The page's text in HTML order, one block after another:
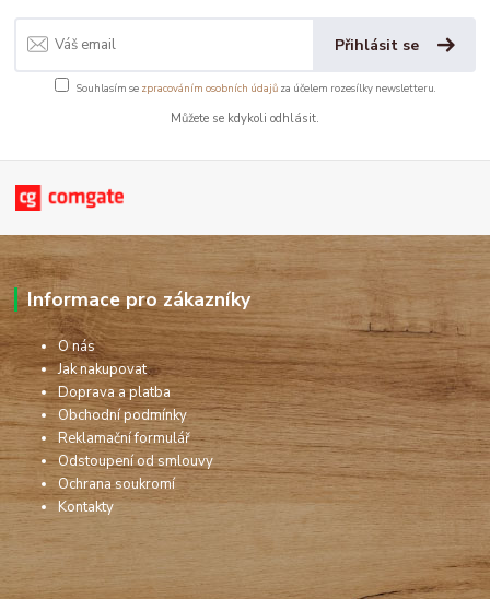
Přihlásit se
Souhlasím se zpracováním osobních údajůza účelem rozesílky newsletteru.
Můžete se kdykoli odhlásit.
Informace pro zákazníky
O nás
Jak nakupovat
Doprava a platba
Obchodní podmínky
Reklamační formulář
Odstoupení od smlouvy
Ochrana soukromí
Kontakty